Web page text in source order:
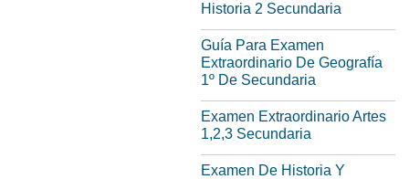
Historia 2 Secundaria
Guía Para Examen
Extraordinario De Geografía
1º De Secundaria
Examen Extraordinario Artes
1,2,3 Secundaria
Examen De Historia Y